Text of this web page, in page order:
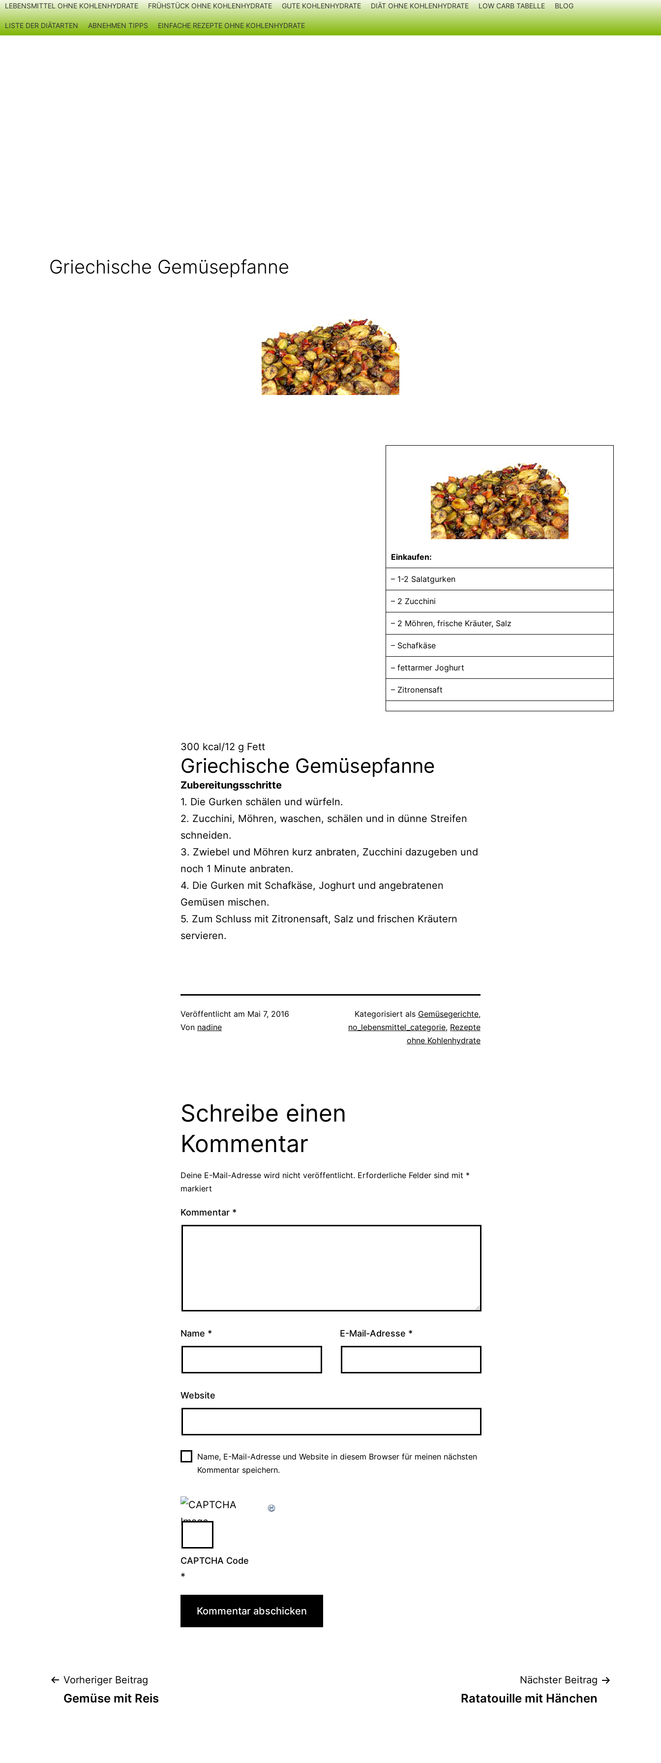
Zum
Inhalt
LEBENSMITTEL OHNE KOHLENHYDRATE FRÜHSTÜCK OHNE KOHLENHYDRATE GUTE KOHLENHYDRATE DIÄT OHNE KOHLENHYDRATE LOW CARB TABELLE BLOG
LISTE DER DIÄTARTEN ABNEHMEN TIPPS EINFACHE REZEPTE OHNE KOHLENHYDRATE
Griechische Gemüsepfanne
Einkaufen:
– 1-2 Salatgurken
– 2 Zucchini
– 2 Möhren, frische Kräuter, Salz
– Schafkäse
– fettarmer Joghurt
– Zitronensaft
300 kcal/12 g Fett
Griechische Gemüsepfanne
Zubereitungsschritte
1. Die Gurken schälen und würfeln.
2. Zucchini, Möhren, waschen, schälen und in dünne Streifen
schneiden.
3. Zwiebel und Möhren kurz anbraten, Zucchini dazugeben und
noch 1 Minute anbraten.
4. Die Gurken mit Schafkäse, Joghurt und angebratenen
Gemüsen mischen.
5. Zum Schluss mit Zitronensaft, Salz und frischen Kräutern
servieren.
Veröffentlicht am Mai 7, 2016
Von nadine
Kategorisiert als Gemüsegerichte,
no_lebensmittel_categorie, Rezepte
ohne Kohlenhydrate
Schreibe einen
Kommentar
Deine E-Mail-Adresse wird nicht veröffentlicht. Erforderliche Felder sind mit *
markiert
Kommentar *
Name * E-Mail-Adresse *
Website
Name, E-Mail-Adresse und Website in diesem Browser für meinen nächsten
Kommentar speichern.
CAPTCHA Code
*
Beitragsnavigation
Vorheriger Beitrag
Gemüse mit Reis
Nächster Beitrag
Ratatouille mit Hänchen